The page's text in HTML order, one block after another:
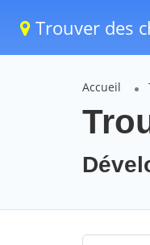
Trouver des
Accueil